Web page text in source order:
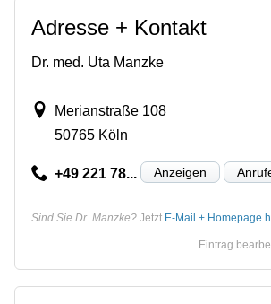
Adresse + Kontakt
Dr. med. Uta Manzke
Merianstraße 108
50765 Köln
+49 221 78... Anzeigen
Sind Sie Dr. Manzke? Jetzt E-Mail + Homepage
Eintrag